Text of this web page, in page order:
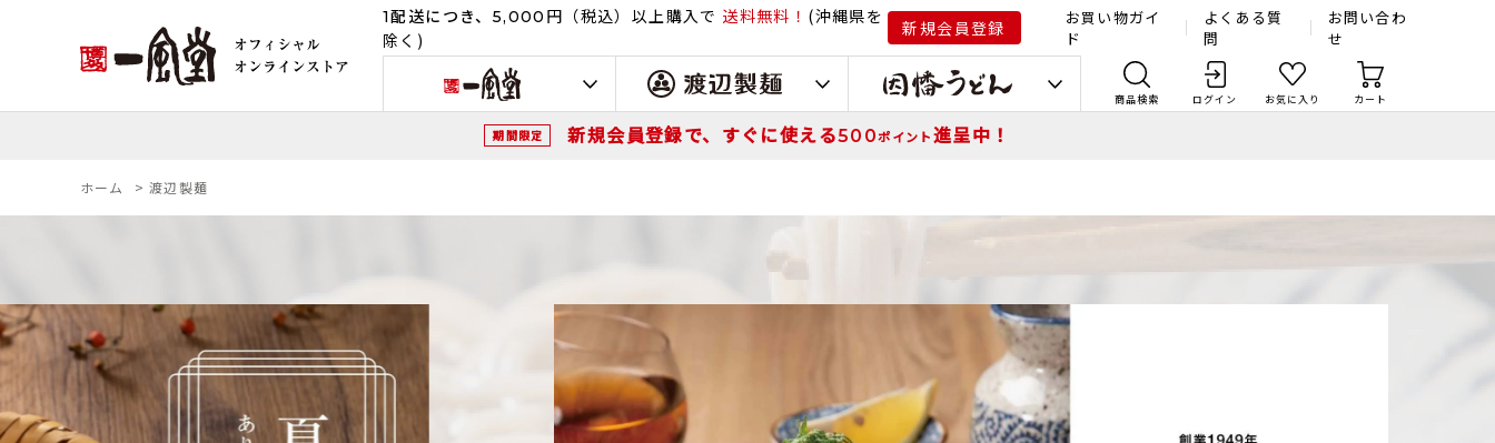
1配送につき、5,000 円（税込） 以上購入で 送料無料！ (沖縄県を
除く)
新規会員登録
お買い物ガイ
ド
よくある質
問
お問い合わ
せ
商品検索 ログイン お気に入り カート
期間限定 新規会員登録で、すぐに使える500ポイント進呈中！
ホーム >渡辺製麺